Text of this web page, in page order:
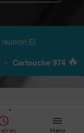
EI
• Cartouche 974 🔥
menu
Menu